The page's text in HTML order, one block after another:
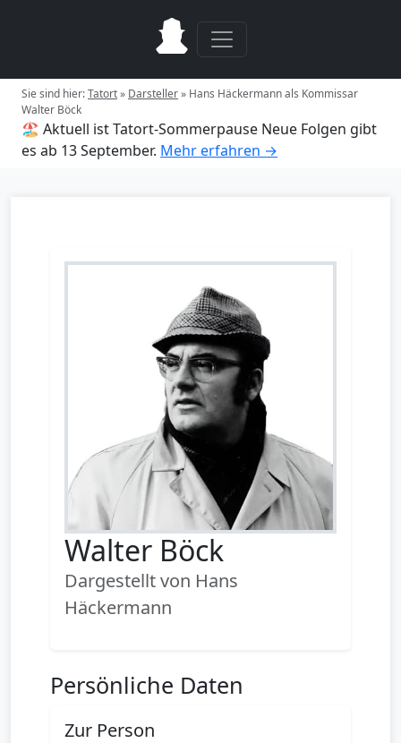
Sie sind hier:Tatort» Darsteller» Hans Häckermann als Kommissar
Walter Böck
🏖️ Aktuell ist Tatort-Sommerpause Neue Folgen gibt
es ab 13 September. Mehr erfahren →
Walter Böck
Dargestellt von Hans
Häckermann
Persönliche Daten
Zur Person